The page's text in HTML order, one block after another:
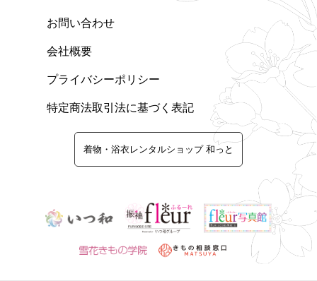
お問い合わせ
会社概要
プライバシーポリシー
特定商法取引法に基づく表記
着物・浴衣レンタルショップ 和っと